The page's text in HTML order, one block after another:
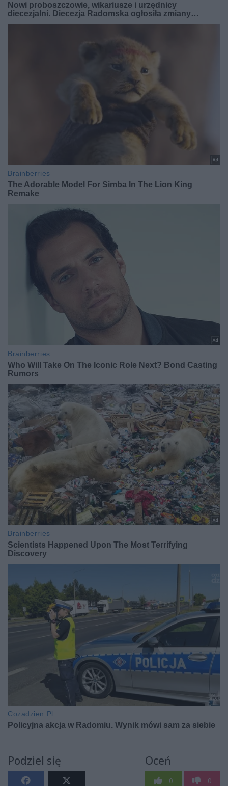
Podziel się Oceń
0 0